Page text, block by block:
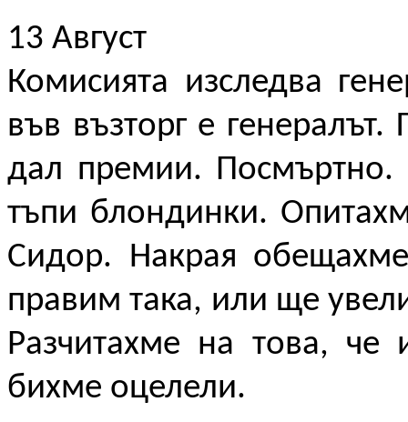
13 Август
Комисията изследва
във възторг е
дал премии. Посмъртно.
тъпи блондинки.
Сидор. Накрая
правим така, или ще
Разчитахме на това,
бихме оцелели.